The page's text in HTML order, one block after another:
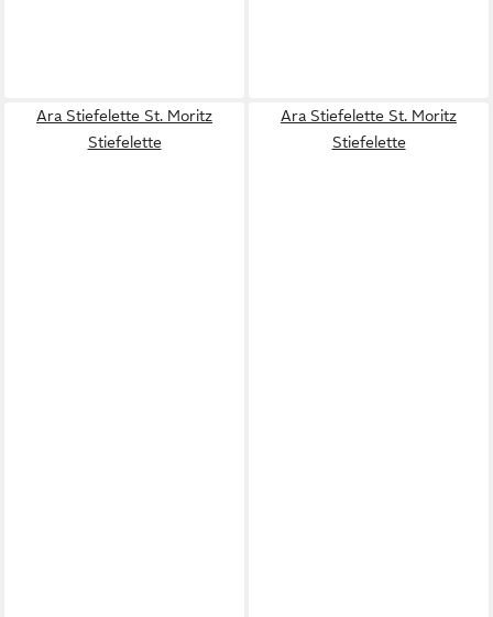
Ara Stiefelette St. Moritz
Stiefelette
Ara Stiefelette St. Moritz
Stiefelette